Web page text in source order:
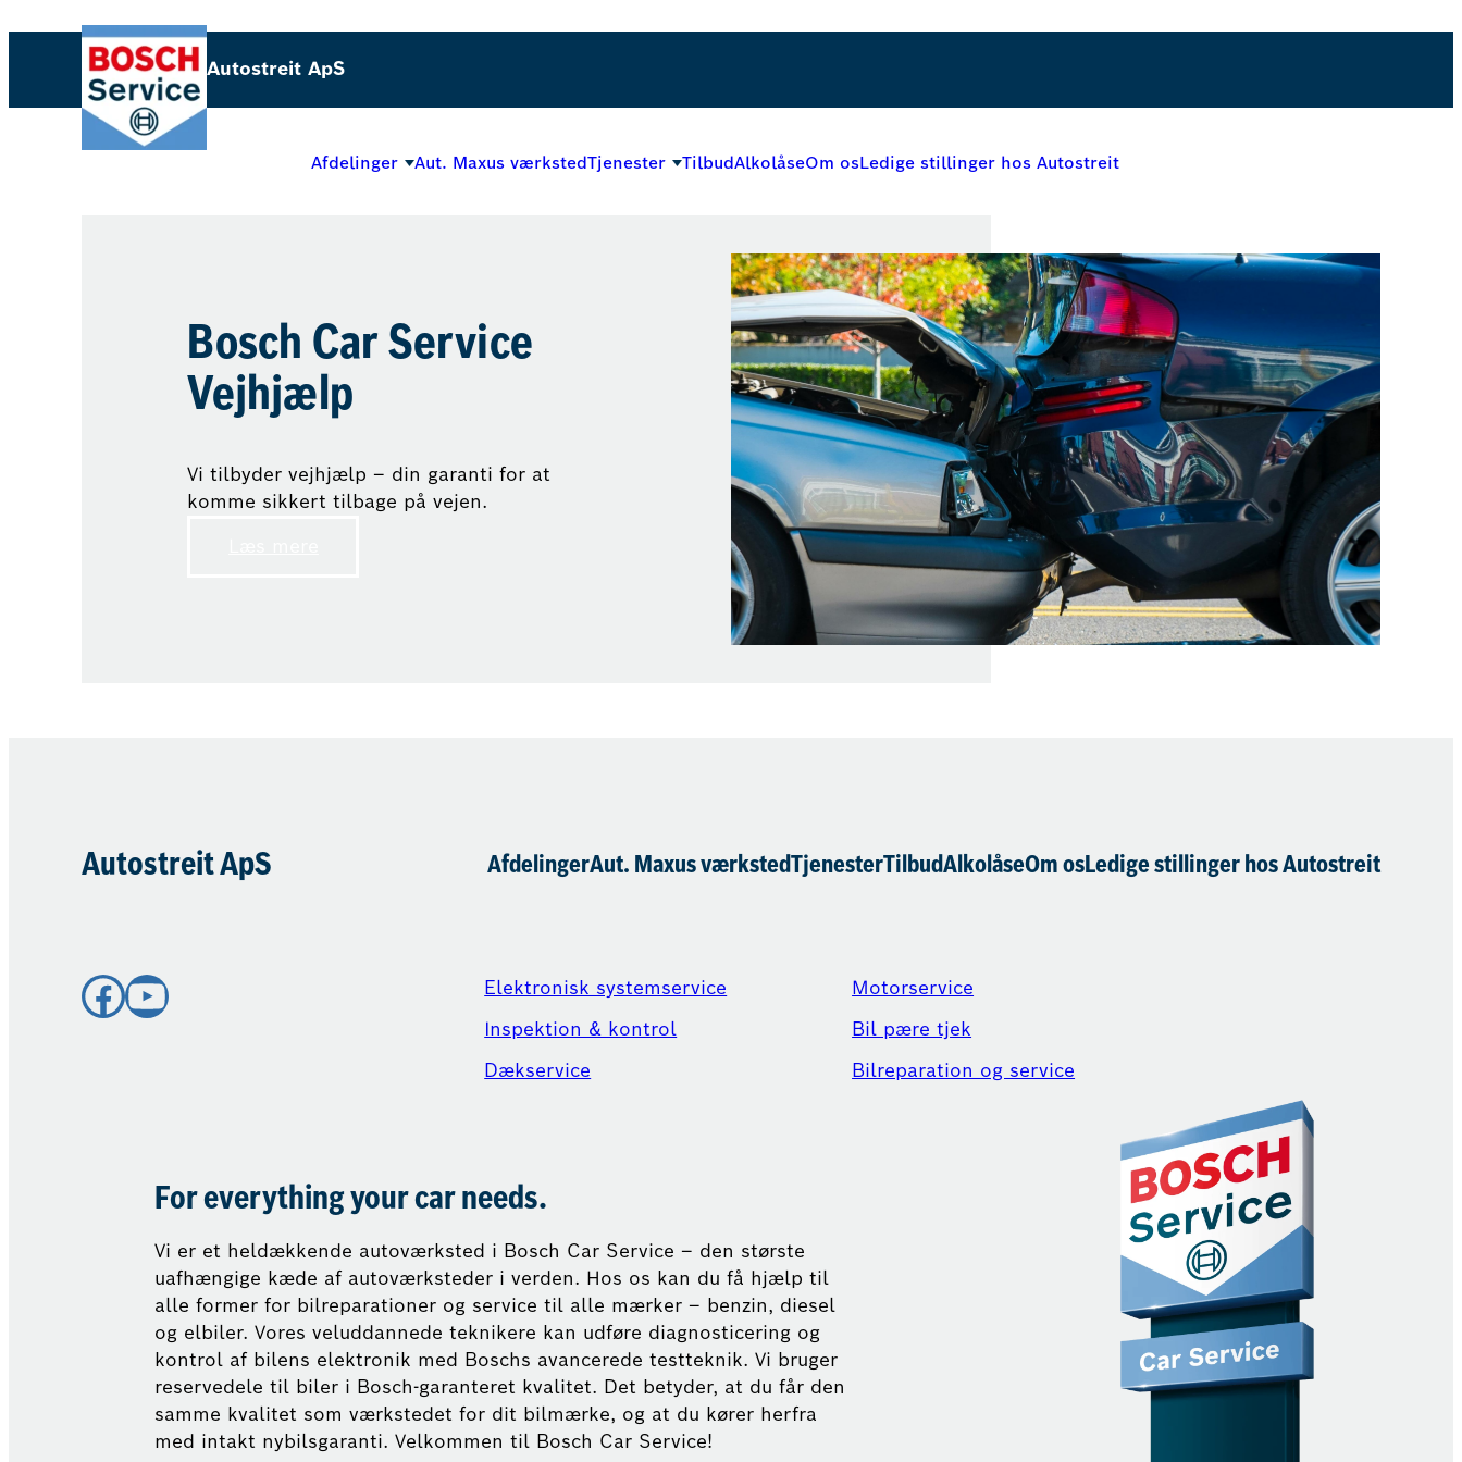
Autostreit ApS
Afdelinger Aut. Maxus værkstedTjenester TilbudAlkolåseOm osLedige stillinger hos Autostreit
Bosch Car Service
Vejhjælp
Vi tilbyder vejhjælp – din garanti for at
komme sikkert tilbage på vejen.
Autostreit ApS AfdelingerAut. Maxus værkstedTjenesterTilbudAlkolåseOm osLedige stillinger hos Autostreit
Facebook YouTube
Elektronisk systemservice
Inspektion & kontrol
Dækservice
Motorservice
Bil pære tjek
Bilreparation og service
For everything your car needs.
Vi er et heldækkende autoværksted i Bosch Car Service – den største
uafhængige kæde af autoværksteder i verden. Hos os kan du få hjælp til
alle former for bilreparationer og service til alle mærker – benzin, diesel
og elbiler. Vores veluddannede teknikere kan udføre diagnosticering og
kontrol af bilens elektronik med Boschs avancerede testteknik. Vi bruger
reservedele til biler i Bosch-garanteret kvalitet. Det betyder, at du får den
samme kvalitet som værkstedet for dit bilmærke, og at du kører herfra
med intakt nybilsgaranti. Velkommen til Bosch Car Service!